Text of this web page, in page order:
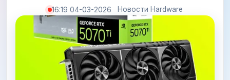
16:19 04-03-2026 Новости Hardware